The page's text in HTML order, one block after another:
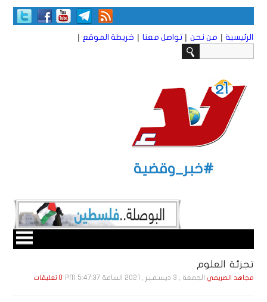
الرئيسية | من نحن | تواصل معنا | خريطة الموقع |
#خبر_وقضية
تجزئة العلوم
مجاهد الصريمي الجمعة , 3 ديـسـمـبـر , 2021 الساعة 5:47:37 PM 0 تعليقات